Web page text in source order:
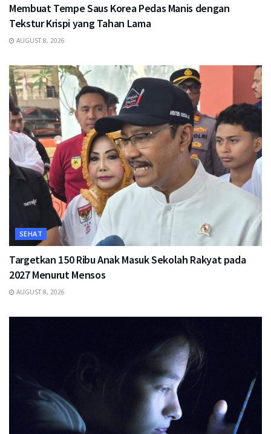
Membuat Tempe Saus Korea Pedas Manis dengan
Tekstur Krispi yang Tahan Lama
AUGUST 8, 2026
SEHAT
Targetkan 150 Ribu Anak Masuk Sekolah Rakyat pada
2027 Menurut Mensos
AUGUST 8, 2026